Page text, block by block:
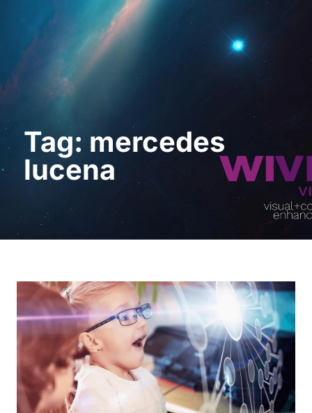
Demo anfordern
Tag: mercedes
lucena